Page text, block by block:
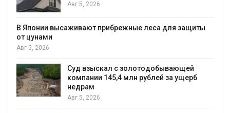
Авг 5, 2026
прибрежные леса для защиты
Суд взыскал с золотодобывающей
компании 145,4 млн рублей за ущерб
недрам
Авг 5, 2026